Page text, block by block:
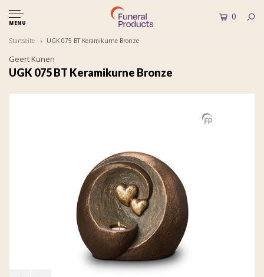
MENU
0
Startseite UGK 075 BT Keramikurne Bronze
Geert Kunen
UGK 075 BT Keramikurne Bronze